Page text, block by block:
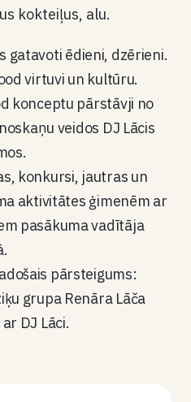
kokteiļus, alu.
gatavoti ēdieni, dzērieni.
virtuvi un kultūru.
konceptu pārstāvji no
veidos DJ Lācis
konkursi, jautras un
aktivitātes ģimenēm ar
pasākuma vadītāja
pārsteigums:
grupa Renāra Lāča
DJ Lāci.